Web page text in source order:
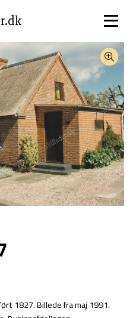
1827. Billede fra maj 1991.